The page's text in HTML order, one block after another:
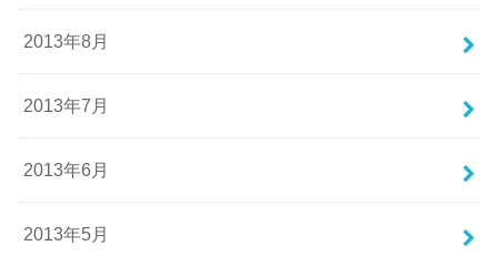
2013年8月
2013年7月
2013年6月
2013年5月